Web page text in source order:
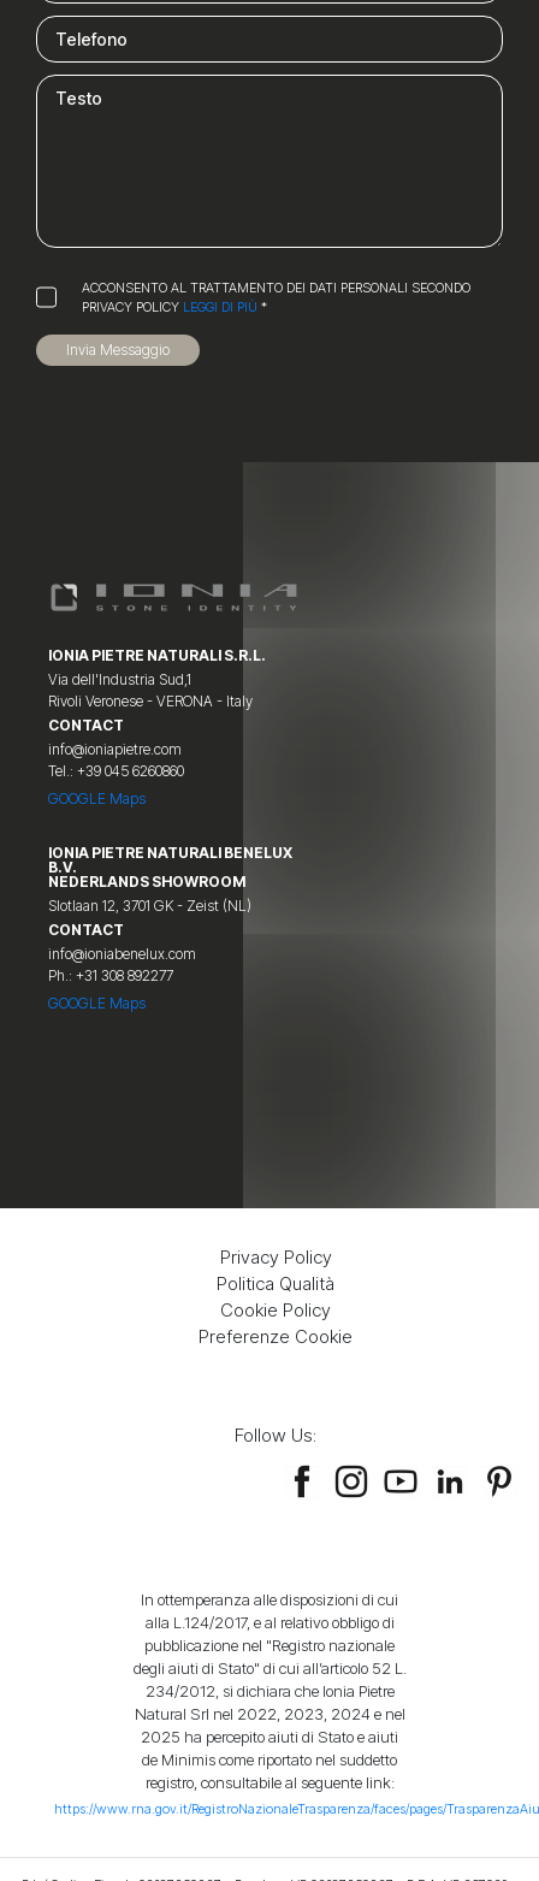
ACCONSENTO AL TRATTAMENTO DEI DATI PERSONALI SECONDO
PRIVACY POLICY LEGGI DI PIÙ *
Invia Messaggio
IONIA PIETRE NATURALI S.R.L.
Via dell'Industria Sud,1
Rivoli Veronese - VERONA - Italy
CONTACT
info@ioniapietre.com
Tel.: +39 045 6260860
GOOGLE Maps
IONIA PIETRE NATURALI BENELUX
B.V.
NEDERLANDS SHOWROOM
Slotlaan 12, 3701 GK - Zeist (NL)
CONTACT
info@ioniabenelux.com
Ph.: +31 308 892277
GOOGLE Maps
Privacy Policy
Politica Qualità
Cookie Policy
Preferenze Cookie
Follow Us:
In ottemperanza alle disposizioni di cui
alla L.124/2017, e al relativo obbligo di
pubblicazione nel "Registro nazionale
degli aiuti di Stato" di cui all’articolo 52 L.
234/2012, si dichiara che Ionia Pietre
Natural Srl nel 2022, 2023, 2024 e nel
2025 ha percepito aiuti di Stato e aiuti
de Minimis come riportato nel suddetto
registro, consultabile al seguente link:
https://www.rna.gov.it/RegistroNazionaleTrasparenza/faces/pages/